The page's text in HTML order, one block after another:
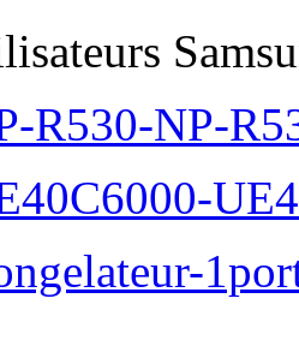
R530-NP-